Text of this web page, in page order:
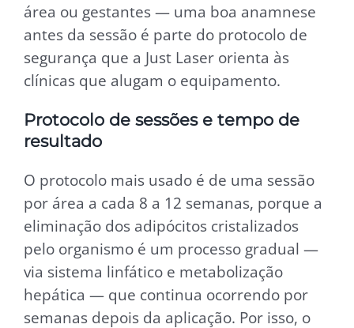
área ou gestantes — uma boa anamnese
antes da sessão é parte do protocolo de
segurança que a Just Laser orienta às
clínicas que alugam o equipamento.
Protocolo de sessões e tempo de
resultado
O protocolo mais usado é de uma sessão
por área a cada 8 a 12 semanas, porque a
eliminação dos adipócitos cristalizados
pelo organismo é um processo gradual —
via sistema linfático e metabolização
hepática — que continua ocorrendo por
semanas depois da aplicação. Por isso, o